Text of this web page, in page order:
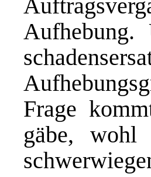
Frage
gäbe,